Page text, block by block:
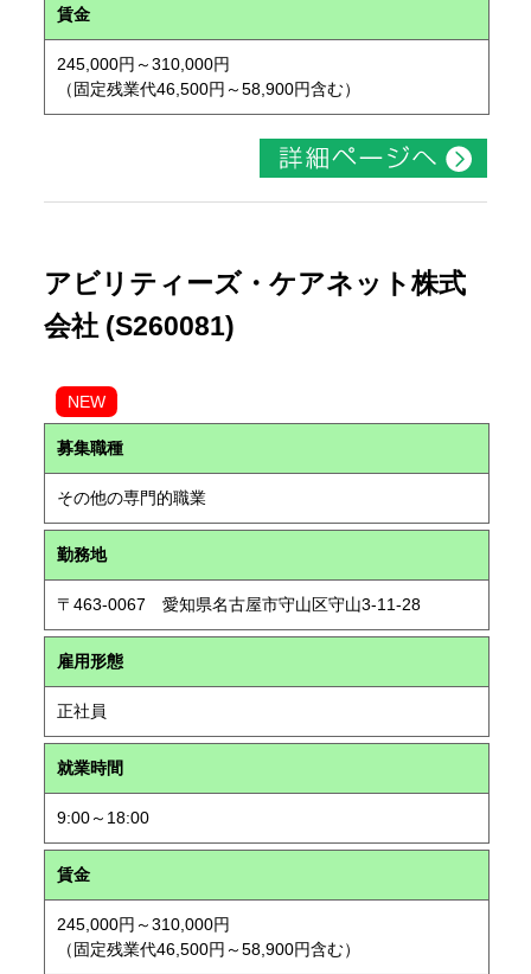
賃金
245,000円～310,000円
（固定残業代46,500円～58,900円含む）
アビリティーズ・ケアネット株式
会社 (S260081)
NEW
募集職種
その他の専門的職業
勤務地
〒463-0067 愛知県名古屋市守山区守山3-11-28
雇用形態
正社員
就業時間
9:00～18:00
賃金
245,000円～310,000円
（固定残業代46,500円～58,900円含む）